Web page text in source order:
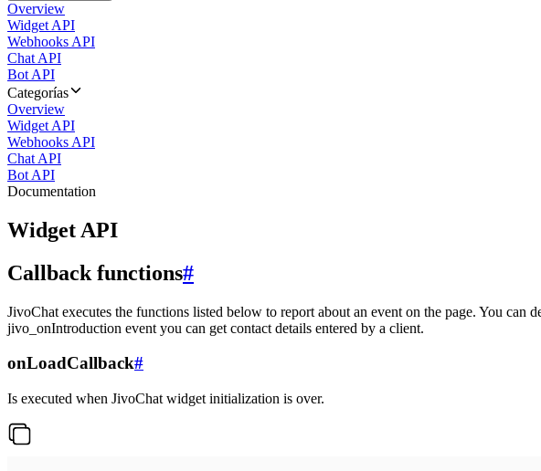
Overview
Widget API
Webhooks API
Chat API
Bot API
Categorías
Overview
Widget API
Webhooks API
Chat API
Bot API
Documentation
Widget API
Callback functions#
JivoChat executes the functions listed below to report about an event on the page. You
jivo_onIntroduction event you can get contact details entered by a client.
onLoadCallback#
Is executed when JivoChat widget initialization is over.